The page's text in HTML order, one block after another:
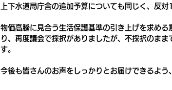
上下水道局庁舎の追加予算についても同じく、反
物価高騰に見合う生活保護基準の引き上げを求め
り、再度議会で採択がありましたが、不採択のま
す。
今後も皆さんのお声をしっかりとお届けできるよう